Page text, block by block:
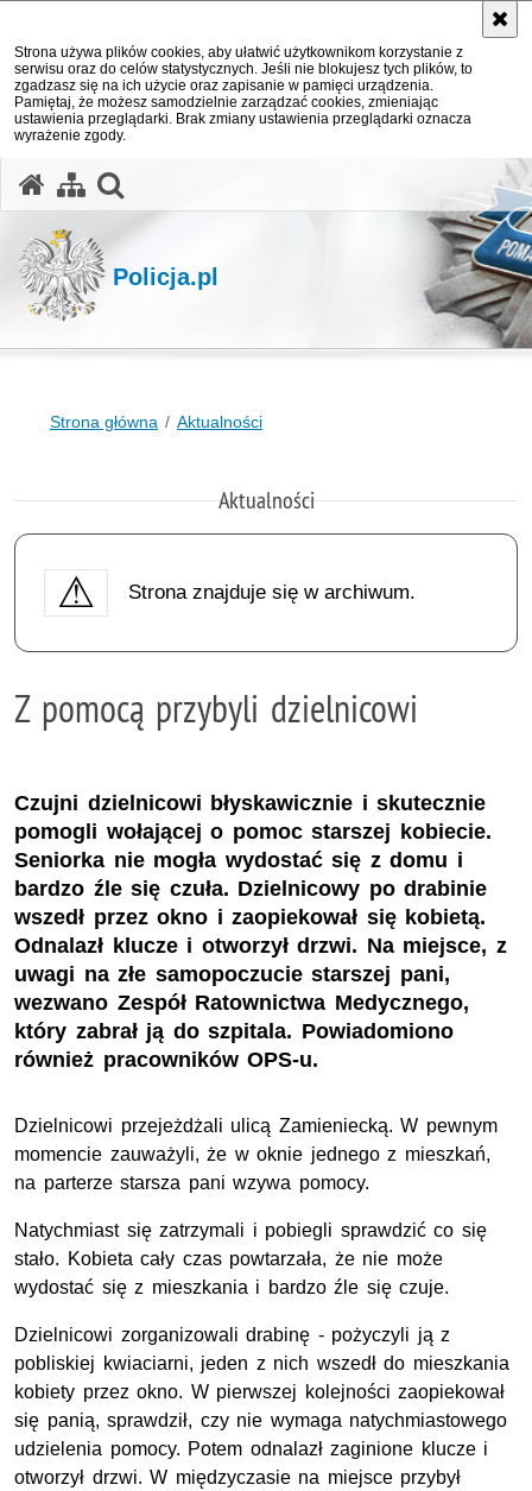
Strona używa plików cookies, aby ułatwić użytkownikom korzystanie z
serwisu oraz do celów statystycznych. Jeśli nie blokujesz tych plików, to
zgadzasz się na ich użycie oraz zapisanie w pamięci urządzenia.
Pamiętaj, że możesz samodzielnie zarządzać cookies, zmieniając
ustawienia przeglądarki. Brak zmiany ustawienia przeglądarki oznacza
wyrażenie zgody.
Policja.pl
Strona główna Aktualności
Aktualności
Strona znajduje się w archiwum.
Z pomocą przybyli dzielnicowi
Czujni dzielnicowi błyskawicznie i skutecznie
pomogli wołającej o pomoc starszej kobiecie.
Seniorka nie mogła wydostać się z domu i
bardzo źle się czuła. Dzielnicowy po drabinie
wszedł przez okno i zaopiekował się kobietą.
Odnalazł klucze i otworzył drzwi. Na miejsce, z
uwagi na złe samopoczucie starszej pani,
wezwano Zespół Ratownictwa Medycznego,
który zabrał ją do szpitala. Powiadomiono
również pracowników OPS-u.
Dzielnicowi przejeżdżali ulicą Zamieniecką. W pewnym
momencie zauważyli, że w oknie jednego z mieszkań,
na parterze starsza pani wzywa pomocy.
Natychmiast się zatrzymali i pobiegli sprawdzić co się
stało. Kobieta cały czas powtarzała, że nie może
wydostać się z mieszkania i bardzo źle się czuje.
Dzielnicowi zorganizowali drabinę - pożyczyli ją z
pobliskiej kwiaciarni, jeden z nich wszedł do mieszkania
kobiety przez okno. W pierwszej kolejności zaopiekował
się panią, sprawdził, czy nie wymaga natychmiastowego
udzielenia pomocy. Potem odnalazł zaginione klucze i
otworzył drzwi. W międzyczasie na miejsce przybył